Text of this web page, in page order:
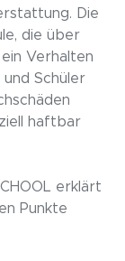
Die
die über
Verhalten
Schüler
haftbar
erklärt
Punkte